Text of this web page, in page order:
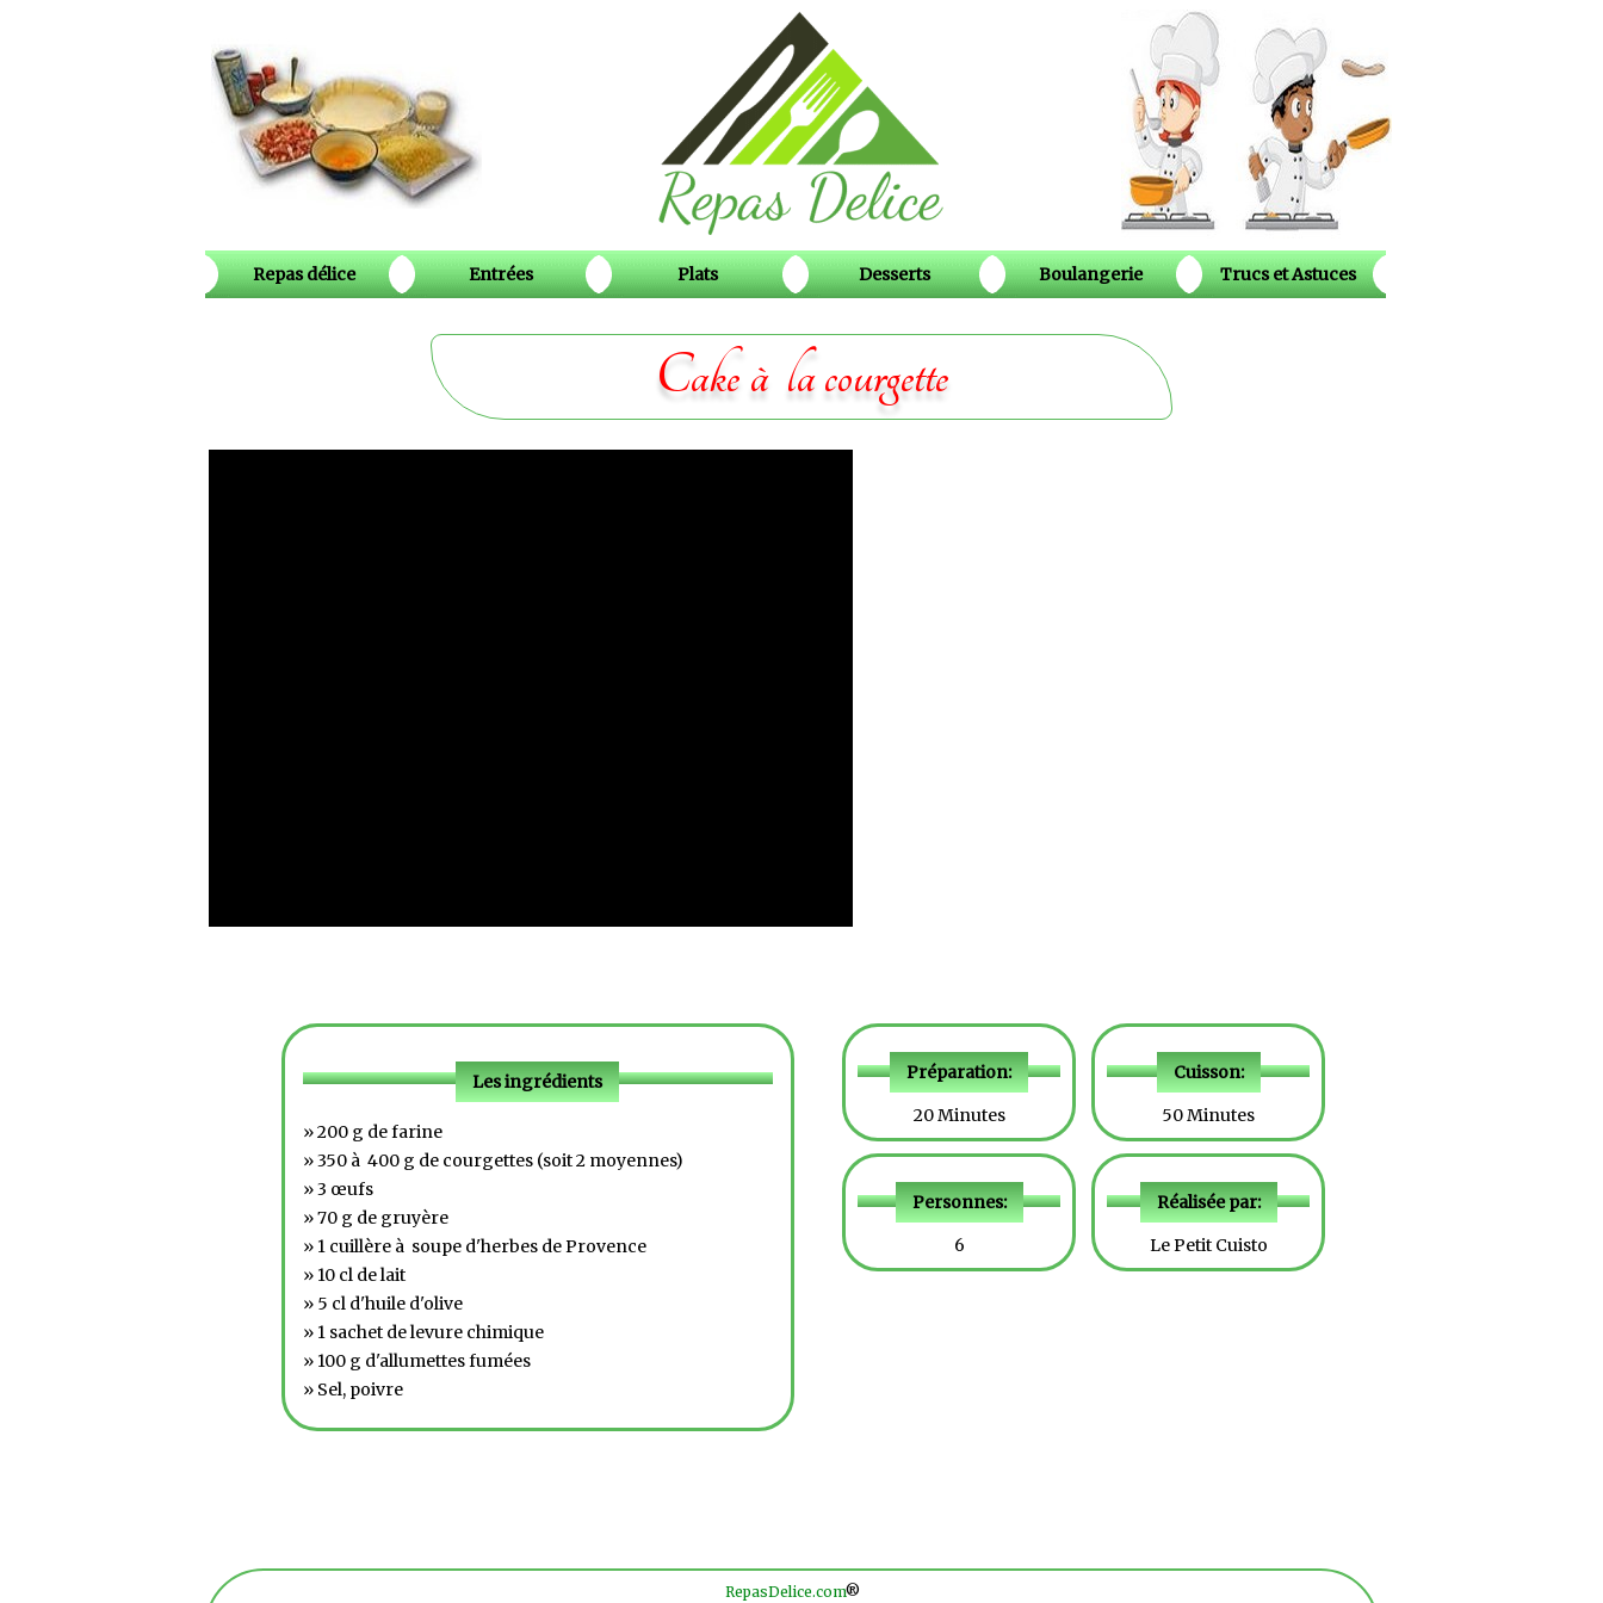
Repas délice Entrées Plats Desserts Boulangerie Trucs et Astuces
Cake à la courgette
Les ingrédients
» 200 g de farine
» 350 à 400 g de courgettes (soit 2 moyennes)
» 3 œufs
» 70 g de gruyère
» 1 cuillère à soupe d'herbes de Provence
» 10 cl de lait
» 5 cl d'huile d'olive
» 1 sachet de levure chimique
» 100 g d'allumettes fumées
» Sel, poivre
Préparation:
20 Minutes
Cuisson:
50 Minutes
Personnes:
6
Réalisée par:
Le Petit Cuisto
RepasDelice.com®